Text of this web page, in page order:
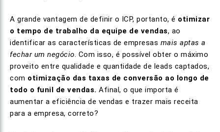
A grande vantagem de definir o ICP, portanto, é otimizar
o tempo de trabalho da equipe de vendas, ao
identificar as características de empresas mais aptas a
fechar um negócio. Com isso, é possível obter o máximo
proveito entre qualidade e quantidade de leads captados,
com otimização das taxas de conversão ao longo de
todo o funil de vendas. Afinal, o que importa é
aumentar a eficiência de vendas e trazer mais receita
para a empresa, correto?